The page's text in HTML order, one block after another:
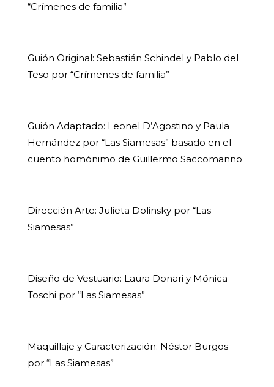
“Crímenes de familia”
Guión Original: Sebastián Schindel y Pablo del
Teso por “Crímenes de familia”
Guión Adaptado: Leonel D’Agostino y Paula
Hernández por “Las Siamesas” basado en el
cuento homónimo de Guillermo Saccomanno
Dirección Arte: Julieta Dolinsky por “Las
Siamesas”
Diseño de Vestuario: Laura Donari y Mónica
Toschi por “Las Siamesas”
Maquillaje y Caracterización: Néstor Burgos
por “Las Siamesas”